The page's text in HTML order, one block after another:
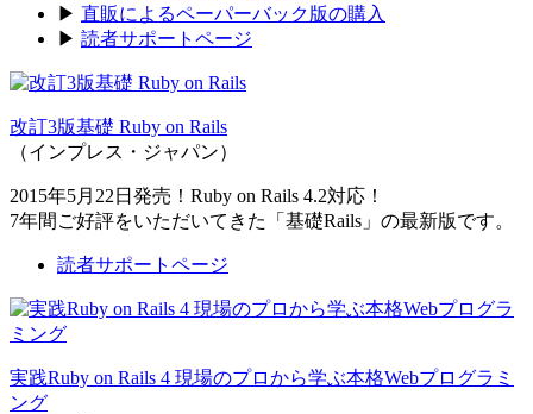
▶ 直販によるペーパーバック版の購入
▶ 読者サポートページ
改訂3版基礎 Ruby on Rails
（インプレス・ジャパン）
2015年5月22日発売！Ruby on Rails 4.2対応！
7年間ご好評をいただいてきた「基礎Rails」の最新版です。
読者サポートページ
実践Ruby on Rails 4 現場のプロから学ぶ本格Webプログラミ
ング